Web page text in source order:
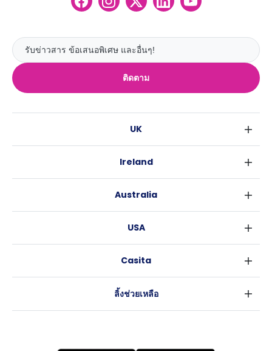
ติดตาม
UK
กลาสโกว
เอดินเบอระ
ลีดส์
บริสโทล
คาร์ดิฟ
Ireland
Australia
บริสเบน
อะเดลายด์
USA
แอตแลนตา
Casita
ลิ้งช่วยเหลือ